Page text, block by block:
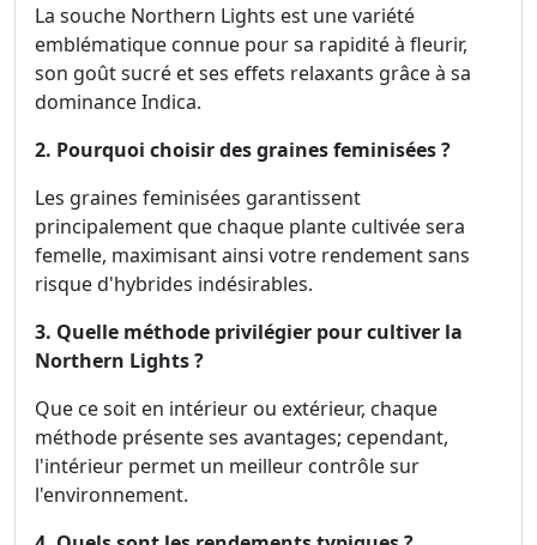
La souche Northern Lights est une variété
emblématique connue pour sa rapidité à fleurir,
son goût sucré et ses effets relaxants grâce à sa
dominance Indica.
2. Pourquoi choisir des graines feminisées ?
Les graines feminisées garantissent
principalement que chaque plante cultivée sera
femelle, maximisant ainsi votre rendement sans
risque d'hybrides indésirables.
3. Quelle méthode privilégier pour cultiver la
Northern Lights ?
Que ce soit en intérieur ou extérieur, chaque
méthode présente ses avantages; cependant,
l'intérieur permet un meilleur contrôle sur
l'environnement.